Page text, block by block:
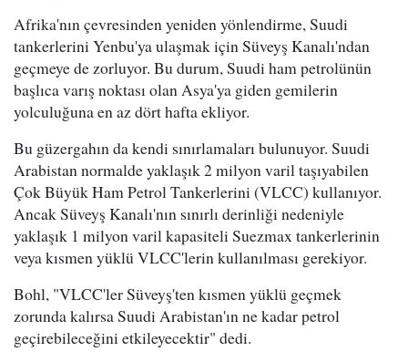
Afrika'nın çevresinden yeniden yönlendirme, Suudi
tankerlerini Yenbu'ya ulaşmak için Süveyş Kanalı'ndan
geçmeye de zorluyor. Bu durum, Suudi ham petrolünün
başlıca varış noktası olan Asya'ya giden gemilerin
yolculuğuna en az dört hafta ekliyor.
Bu güzergahın da kendi sınırlamaları bulunuyor. Suudi
Arabistan normalde yaklaşık 2 milyon varil taşıyabilen
Çok Büyük Ham Petrol Tankerlerini (VLCC) kullanıyor.
Ancak Süveyş Kanalı'nın sınırlı derinliği nedeniyle
yaklaşık 1 milyon varil kapasiteli Suezmax tankerlerinin
veya kısmen yüklü VLCC'lerin kullanılması gerekiyor.
Bohl, "VLCC'ler Süveyş'ten kısmen yüklü geçmek
zorunda kalırsa Suudi Arabistan'ın ne kadar petrol
geçirebileceğini etkileyecektir" dedi.